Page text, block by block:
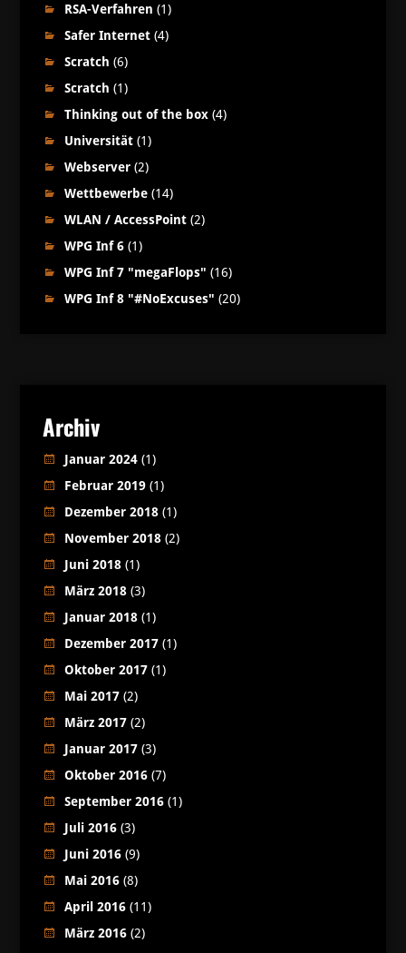
RSA-Verfahren (1)
Safer Internet(4)
Scratch (6)
Scratch (1)
Thinking out of the box(4)
Universität(1)
Webserver(2)
Wettbewerbe(14)
WLAN / AccessPoint(2)
WPG Inf 6(1)
WPG Inf 7 "megaFlops" (16)
WPG Inf 8 "#NoExcuses" (20)
Archiv
Januar 2024(1)
Februar 2019(1)
Dezember 2018(1)
November 2018(2)
Juni 2018(1)
März 2018(3)
Januar 2018(1)
Dezember 2017(1)
Oktober 2017(1)
Mai 2017(2)
März 2017(2)
Januar 2017(3)
Oktober 2016(7)
September 2016(1)
Juli 2016(3)
Juni 2016(9)
Mai 2016(8)
April 2016(11)
März 2016(2)